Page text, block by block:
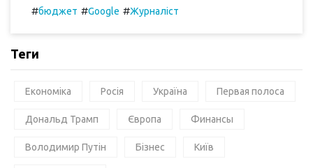
#бюджет #Google #Журналіст
Теги
Економіка Росія Україна Первая полоса
Дональд Трамп Європа Финансы
Володимир Путін Бізнес Київ